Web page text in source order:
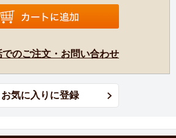
でのご注文・お問い合わせ